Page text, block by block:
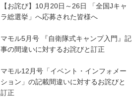
【お詫び】10月20日～26日 「全国Jキャ
ラ総選挙」へ応募された皆様へ
マモル5月号 『自衛隊式キャンプ入門』記
事の間違いに対するお詫びと訂正
マモル12月号「イベント・インフォメー
ション」の記載間違いに対するお詫びと
訂正